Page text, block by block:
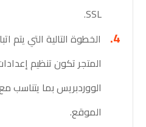
SSL.
الخطوة التالية التي يتم
المتجر تكون تنظيم
الووردبريس بما يتناسب
الموقع.